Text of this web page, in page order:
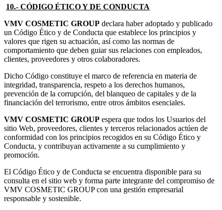
10.- CÓDIGO ÉTICO Y DE CONDUCTA
VMV COSMETIC GROUP declara haber adoptado y publicado
un Código Ético y de Conducta que establece los principios y
valores que rigen su actuación, así como las normas de
comportamiento que deben guiar sus relaciones con empleados,
clientes, proveedores y otros colaboradores.
Dicho Código constituye el marco de referencia en materia de
integridad, transparencia, respeto a los derechos humanos,
prevención de la corrupción, del blanqueo de capitales y de la
financiación del terrorismo, entre otros ámbitos esenciales.
VMV COSMETIC GROUP espera que todos los Usuarios del
sitio Web, proveedores, clientes y terceros relacionados actúen de
conformidad con los principios recogidos en su Código Ético y
Conducta, y contribuyan activamente a su cumplimiento y
promoción.
El Código Ético y de Conducta se encuentra disponible para su
consulta en el sitio web y forma parte integrante del compromiso de
VMV COSMETIC GROUP con una gestión empresarial
responsable y sostenible.